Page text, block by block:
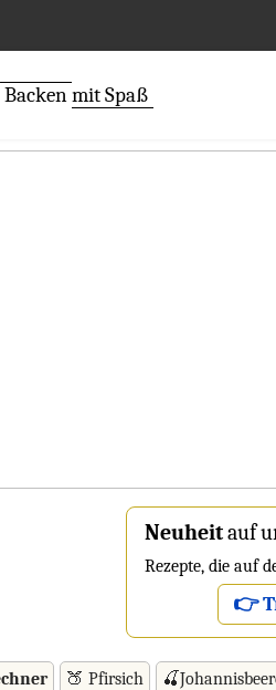
Backenmit Spaß
Neuheitauf
Rezepte, die auf
👉
🍑 Pfirsich